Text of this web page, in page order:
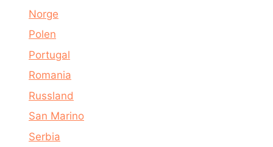
Norge
Polen
Portugal
Romania
Russland
San Marino
Serbia